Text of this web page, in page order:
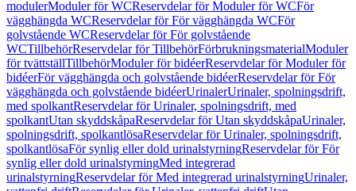
modulerModuler för WCReservdelar för Moduler för WCFör
vägghängda WCReservdelar för För vägghängda WCFör
golvstående WCReservdelar för För golvstående
WCTillbehörReservdelar för TillbehörFörbrukningsmaterialModuler
för tvättställTillbehörModuler för bidéerReservdelar för Moduler för
bidéerFör vägghängda och golvstående bidéerReservdelar för För
vägghängda och golvstående bidéerUrinalerUrinaler, spolningsdrift,
med spolkantReservdelar för Urinaler, spolningsdrift, med
spolkantUtan skyddskåpaReservdelar för Utan skyddskåpaUrinaler,
spolningsdrift, spolkantlösaReservdelar för Urinaler, spolningsdrift,
spolkantlösaFör synlig eller dold urinalstyrningReservdelar för För
synlig eller dold urinalstyrningMed integrerad
urinalstyrningReservdelar för Med integrerad urinalstyrningUrinaler,